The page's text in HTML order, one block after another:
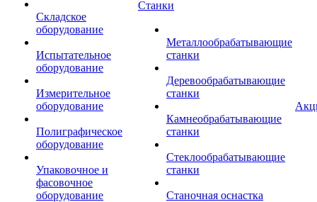
Складское
оборудование
Испытательное
оборудование
Измерительное
оборудование
Полиграфическое
оборудование
Упаковочное и
фасовочное
оборудование
Станки
Металлообрабатывающие
станки
Деревообрабатывающие
станки
Камнеобрабатывающие
станки
Стеклообрабатывающие
станки
Станочная оснастка